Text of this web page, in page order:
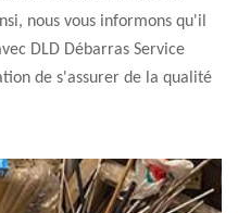
nous vous informons qu'il
DLD Débarras Service
de s'assurer de la qualité